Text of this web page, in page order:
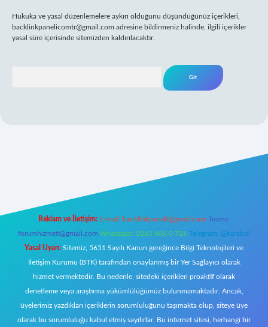
Hukuka ve yasal düzenlemelere aykırı olduğunu düşündüğünüz içerikleri,
backlinkpanelicomtr@gmail.com adresine bildirmeniz halinde, ilgili içerikler
yasal süre içerisinde sitemizden kaldırılacaktır.
Reklam ve İletişim: E-mail: backlinkpaneli@gmail.com Teams:
forumhizmeti@gmail.com Whatsapp: 0262 606 0 726 Telegram: @karabul
Yasal Uyarı: Sitemiz, 5651 Sayılı Kanun gereğince Bilgi Teknolojileri ve
İletişim Kurumu (BTK) tarafından onaylanmış bir Yer Sağlayıcı olarak
hizmet vermektedir. Bu nedenle, sitedeki içerikleri proaktif olarak
denetleme veya araştırma yükümlülüğümüz bulunmamaktadır. Ancak,
üyelerimiz yazdıkları içeriklerin sorumluluğunu taşımakta olup, siteye üye
olarak bu sorumluluğu kabul etmiş sayılırlar. Bu internet sitesi, herhangi bir